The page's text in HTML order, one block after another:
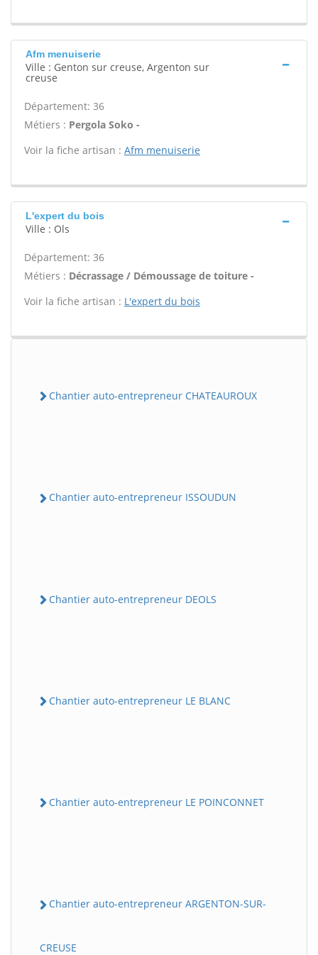
Afm menuiserie
Ville : Genton sur creuse, Argenton sur
creuse
Département: 36
Métiers : Pergola Soko -
Voir la fiche artisan : Afm menuiserie
L'expert du bois
Ville : Ols
Département: 36
Métiers : Décrassage / Démoussage de toiture -
Voir la fiche artisan : L'expert du bois
Chantier auto-entrepreneur CHATEAUROUX
Chantier auto-entrepreneur ISSOUDUN
Chantier auto-entrepreneur DEOLS
Chantier auto-entrepreneur LE BLANC
Chantier auto-entrepreneur LE POINCONNET
Chantier auto-entrepreneur ARGENTON-SUR-
CREUSE